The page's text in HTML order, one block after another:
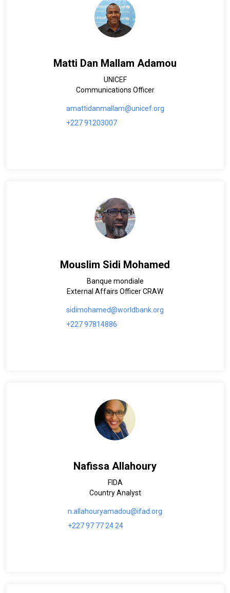
Matti Dan Mallam Adamou
UNICEF
Communications Officer
amattidanmallam@unicef.org
+227 91203007
Mouslim Sidi Mohamed
Banque mondiale
External Affairs Officer CRAW
sidimohamed@worldbank.org
+227 97814886
Nafissa Allahoury
FIDA
Country Analyst
n.allahouryamadou@ifad.org
+227 97 77 24 24